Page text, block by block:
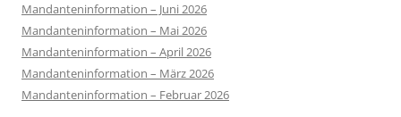
Mandanteninformation – Juni 2026
Mandanteninformation – Mai 2026
Mandanteninformation – April 2026
Mandanteninformation – März 2026
Mandanteninformation – Februar 2026